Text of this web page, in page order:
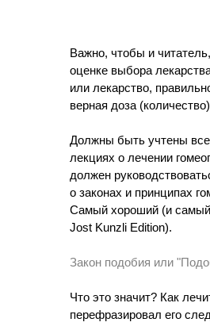
Важно, чтобы и
оценке выбора
или лекарство,
верная доза
Должны быть учтены все
лекциях о лечении
должен
о законах и принципах
Самый хороший (и самый
Jost Kunzli Edition).
Закон подобия или
Что это значит? Как
перефразировал его